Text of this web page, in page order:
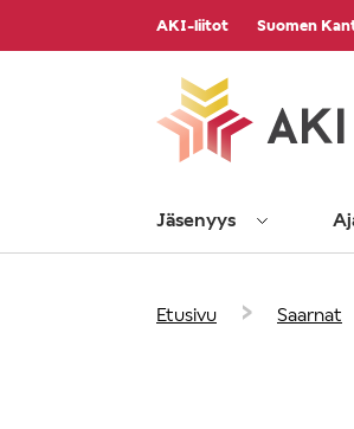
AKI-liitot Suomen
Jäsenyys
Etusivu › Saarnat